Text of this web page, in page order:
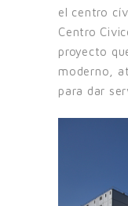
el centro
Centro
proyecto
moderno,
para dar